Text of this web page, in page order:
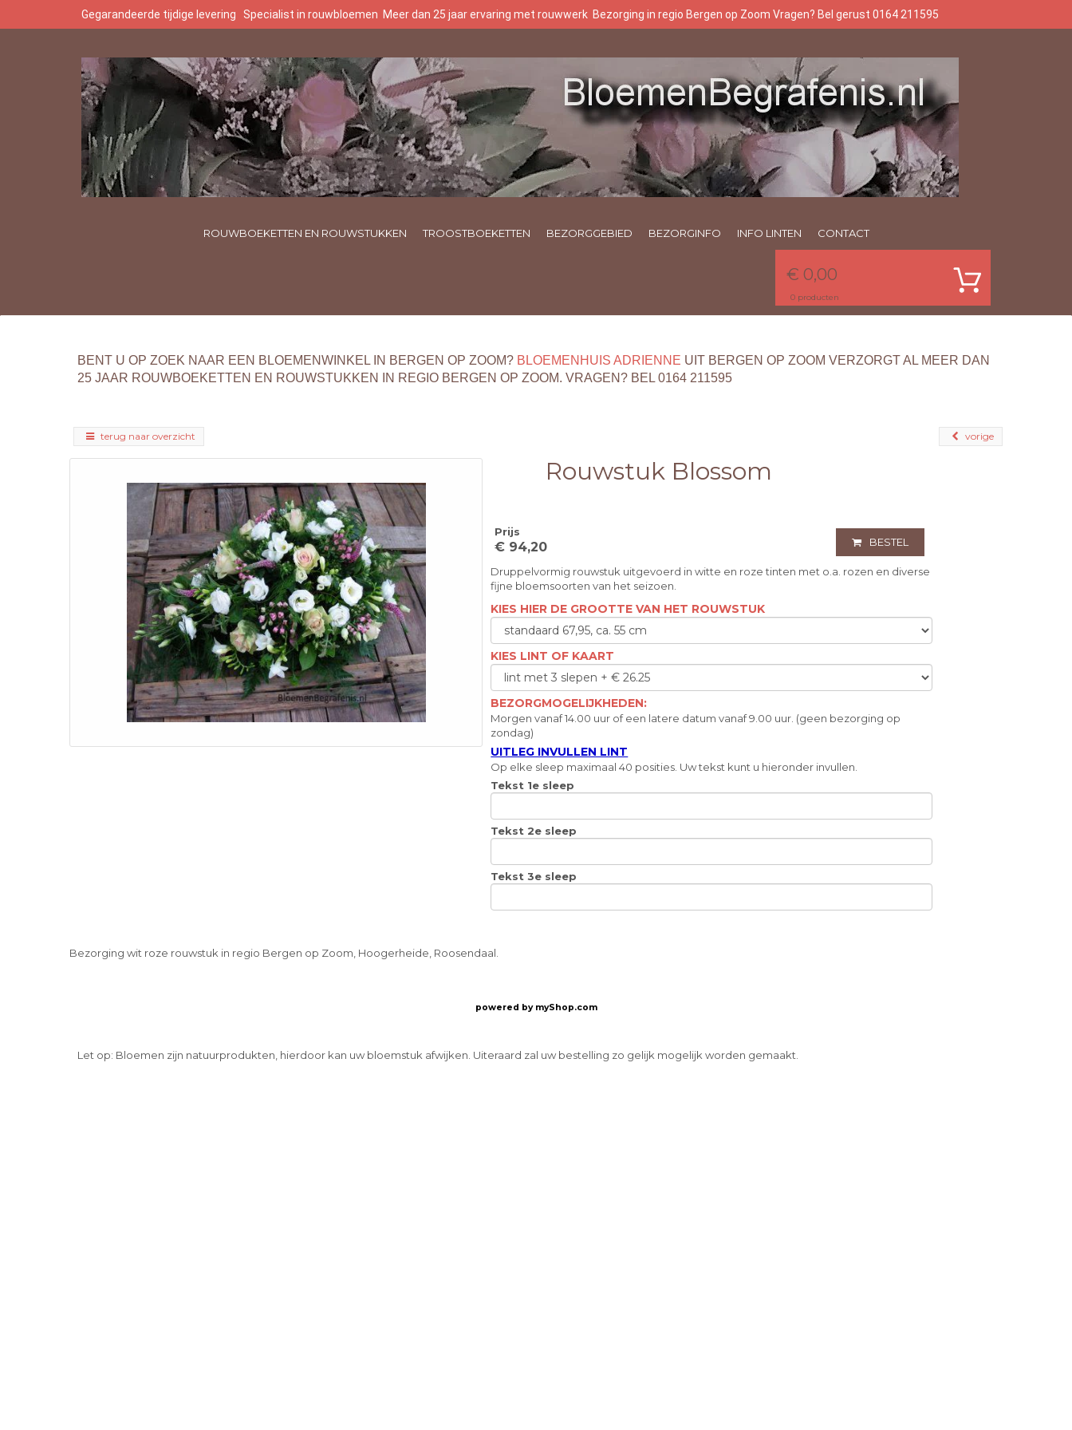
Gegarandeerde tijdige levering Specialist in rouwbloemen Meer dan 25 jaar ervaring met rouwwerk Bezorging in regio Bergen op Zoom Vragen? Bel gerust 0164 211595
ROUWBOEKETTEN EN ROUWSTUKKEN TROOSTBOEKETTEN BEZORGGEBIED BEZORGINFO INFO LINTEN CONTACT
€ 0,00
0 producten
BENT U OP ZOEK NAAR EEN BLOEMENWINKEL IN BERGEN OP ZOOM? BLOEMENHUIS ADRIENNE UIT BERGEN OP ZOOM VERZORGT AL MEER DAN
25 JAAR ROUWBOEKETTEN EN ROUWSTUKKEN IN REGIO BERGEN OP ZOOM. VRAGEN? BEL 0164 211595
terug naar overzicht vorige
Rouwstuk Blossom
Prijs
€ 94,20 BESTEL
Druppelvormig rouwstuk uitgevoerd in witte en roze tinten met o.a. rozen en diverse
fijne bloemsoorten van het seizoen.
KIES HIER DE GROOTTE VAN HET ROUWSTUK
KIES LINT OF KAART
BEZORGMOGELIJKHEDEN:
Morgen vanaf 14.00 uur of een latere datum vanaf 9.00 uur. (geen bezorging op
zondag)
UITLEG INVULLEN LINT
Op elke sleep maximaal 40 posities. Uw tekst kunt u hieronder invullen.
Tekst 1e sleep
Tekst 2e sleep
Tekst 3e sleep
Bezorging wit roze rouwstuk in regio Bergen op Zoom, Hoogerheide, Roosendaal.
powered by myShop.com
Let op: Bloemen zijn natuurprodukten, hierdoor kan uw bloemstuk afwijken. Uiteraard zal uw bestelling zo gelijk mogelijk worden gemaakt.